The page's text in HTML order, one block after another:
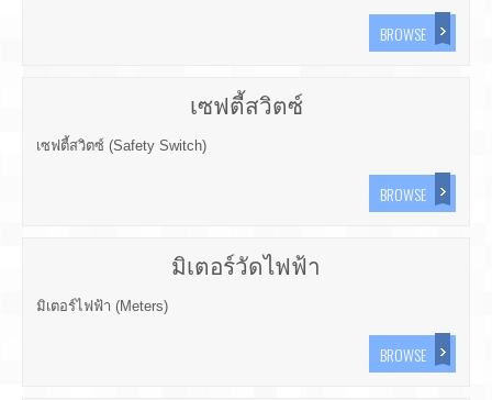
BROWSE
เซฟตี้สวิตซ์
เซฟตี้สวิตซ์ (Safety Switch)
BROWSE
มิเตอร์วัดไฟฟ้า
มิเตอร์ไฟฟ้า (Meters)
BROWSE